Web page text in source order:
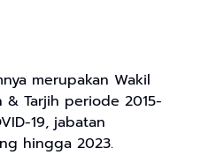
merupakan Wakil
& Tarjih periode 2015-
19, jabatan
hingga 2023.